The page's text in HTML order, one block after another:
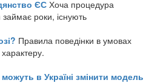
ЄС Хоча процедура
роки, існують
Правила поведінки в умовах
в Україні змінити модель